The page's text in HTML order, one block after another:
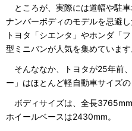
ところが、実際には道幅や駐
ナンバーボディのモデルを忌避
トヨタ「シエンタ」やホンダ「
型ミニバンが人気を集めています
そんななか、トヨタが25年前
ー」はほとんど軽自動車サイズ
ボディサイズは、全長
ホイールベースは2430mm。